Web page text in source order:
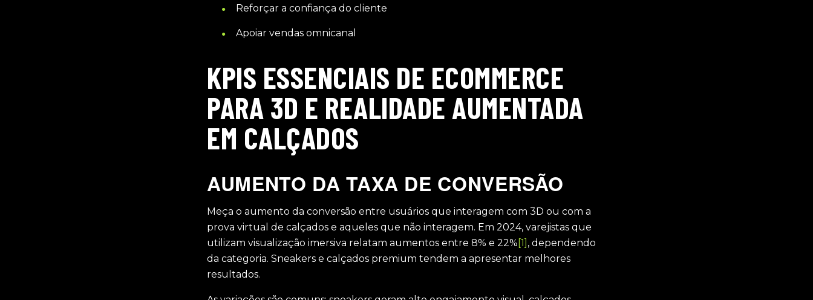
Reforçar a confiança do cliente
Apoiar vendas omnicanal
KPIS ESSENCIAIS DE ECOMMERCE
PARA 3D E REALIDADE AUMENTADA
EM CALÇADOS
AUMENTO DA TAXA DE CONVERSÃO
Meça o aumento da conversão entre usuários que interagem com 3D ou com a
prova virtual de calçados e aqueles que não interagem. Em 2024, varejistas que
utilizam visualização imersiva relatam aumentos entre 8% e 22% [1] , dependendo
da categoria. Sneakers e calçados premium tendem a apresentar melhores
resultados.